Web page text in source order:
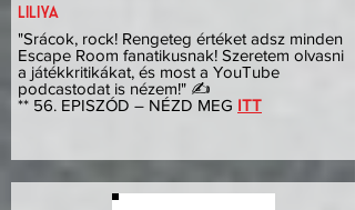
liliya
"Srácok, rock! Rengeteg értéket adsz minden
Escape Room fanatikusnak! Szeretem olvasni
a játékkritikákat, és most a YouTube
podcastodat is nézem!" ✍️
** 56. EPISZÓD – NÉZD MEG ITT